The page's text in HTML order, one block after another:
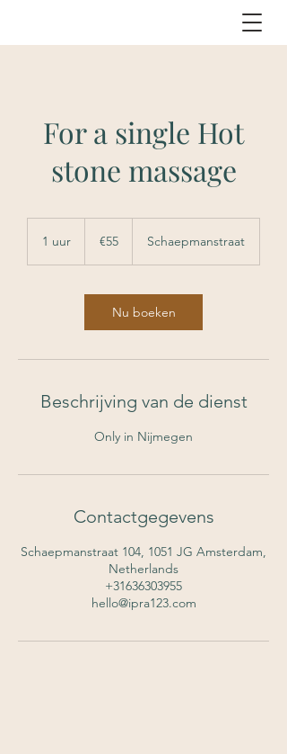
For a single Hot
stone massage
1 uur €55 Schaepmanstraat
Nu boeken
Beschrijving van de dienst
Only in Nijmegen
Contactgegevens
Schaepmanstraat 104, 1051 JG Amsterdam,
Netherlands
+31636303955
hello@ipra123.com